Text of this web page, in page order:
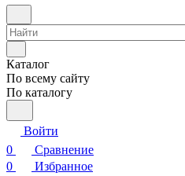
Каталог
По всему сайту
По каталогу
Войти
0
Сравнение
0
Избранное